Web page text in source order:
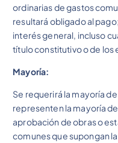
ordinarias de gastos
resultará obligado al
interés general, incluso
título constitutivo o de los
Mayoría:
Se requerirá la mayoría
representen la mayoría
aprobación de obras o
comunes que supongan